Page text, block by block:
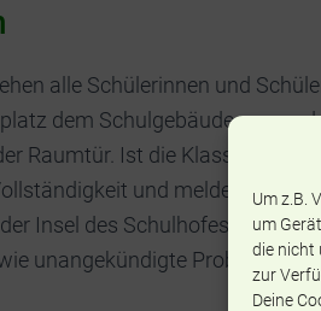
Um z.B.
um
die nicht
zur
Deine
alle Schülerinnen und
dem Schulgebäude
Raumtür. Ist die Klasse am
und meldet dies
Insel des Schulhofes steht.
unangekündigte